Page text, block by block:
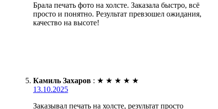
Брала печать фото на холсте. Заказала быстро, всё
просто и понятно. Результат превзошел ожидания,
качество на высоте!
Камиль Захаров : ★ ★ ★ ★ ★
13.10.2025
Заказывал печать на холсте, результат просто